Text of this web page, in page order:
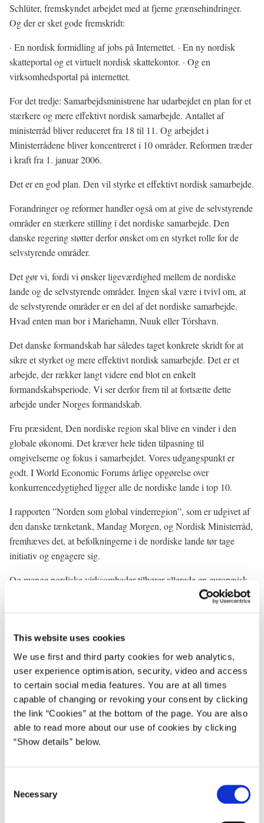
This website uses cookies
We use first and third party cookies for web analytics,
user experience optimisation, security, video and access
to certain social media features. You are at all times
capable of changing or revoking your consent by clicking
the link “Cookies” at the bottom of the page. You are also
able to read more about our use of cookies by clicking
“Show details” below.
Necessary
Schlüter, fremskyndet arbejdet med at fjerne grænsehindringer.
Og der er sket gode fremskridt:
· En nordisk formidling af jobs på Internettet. · En ny nordisk
skatteportal og et virtuelt nordisk skattekontor. · Og en
virksomhedsportal på internettet.
For det tredje: Samarbejdsministrene har udarbejdet en plan for et
stærkere og mere effektivt nordisk samarbejde. Antallet af
ministerråd bliver reduceret fra 18 til 11. Og arbejdet i
Ministerrådene bliver koncentreret i 10 områder. Reformen træder
i kraft fra 1. januar 2006.
Det er en god plan. Den vil styrke et effektivt nordisk samarbejde.
Forandringer og reformer handler også om at give de selvstyrende
områder en stærkere stilling i det nordiske samarbejde. Den
danske regering støtter derfor ønsket om en styrket rolle for de
selvstyrende områder.
Det gør vi, fordi vi ønsker ligeværdighed mellem de nordiske
lande og de selvstyrende områder. Ingen skal være i tvivl om, at
de selvstyrende områder er en del af det nordiske samarbejde.
Hvad enten man bor i Mariehamn, Nuuk eller Tórshavn.
Det danske formandskab har således taget konkrete skridt for at
sikre et styrket og mere effektivt nordisk samarbejde. Det er et
arbejde, der rækker langt videre end blot en enkelt
formandskabsperiode. Vi ser derfor frem til at fortsætte dette
arbejde under Norges formandskab.
Fru præsident, Den nordiske region skal blive en vinder i den
globale økonomi. Det kræver hele tiden tilpasning til
omgivelserne og fokus i samarbejdet. Vores udgangspunkt er
godt. I World Economic Forums årlige opgørelse over
konkurrencedygtighed ligger alle de nordiske lande i top 10.
I rapporten ”Norden som global vinderregion”, som er udgivet af
den danske tænketank, Mandag Morgen, og Nordisk Ministerråd,
fremhæves det, at befolkningerne i de nordiske lande tør tage
initiativ og engagere sig.
Og mange nordiske virksomheder tilhører allerede en europæisk
fortrop, når det handler om at udnytte globaliseringens
gode tider i Norden bliver langtidsholdbare.
Der er behov for en globaliseringsstrategi med to overordnede
mål: At forstærke konkurrencekraften, så vi fortsat kan tilhøre de
rigeste lande i verden. Og at sikre samfundets sammenhængskraft,
så ingen grupper på arbejdsmarkedet bliver hægtet af udviklingen.
uddannelse fundamentet for begge mål: Konkurrencekraft og
sammenhængskraft.